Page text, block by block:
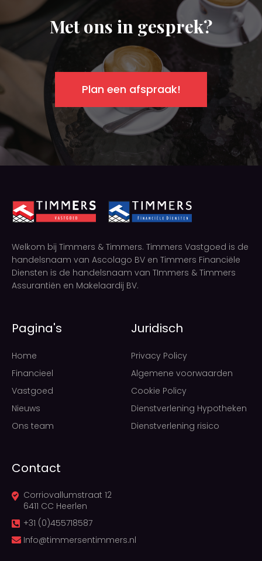
Met ons in gesprek?
Plan een afspraak!
Welkom bij Timmers & Timmers. Timmers Vastgoed is de
handelsnaam van Ascolago BV en Timmers Financiële
Diensten is de handelsnaam van TImmers & Timmers
Assurantiën en Makelaardij BV.
Pagina's
Home
Financieel
Vastgoed
Nieuws
Ons team
Juridisch
Privacy Policy
Algemene voorwaarden
Cookie Policy
Dienstverlening Hypotheken
Dienstverlening risico
Contact
Corriovallumstraat 12
6411 CC Heerlen
+31 (0)455718587
Info@timmersentimmers.nl